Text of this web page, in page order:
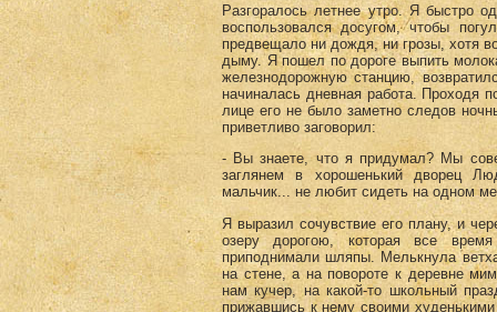
Разгоралось летнее утро. Я быстро
воспользовался досугом, чтобы
предвещало ни дождя, ни грозы, хотя
дыму. Я пошел по дороге выпить
железнодорожную станцию,
начиналась дневная работа. Проходя
лице его не было заметно следов
приветливо заговорил:
- Вы знаете, что я придумал? Мы
заглянем в хорошенький дворец
мальчик... не любит сидеть на одном
Я выразил сочувствие его плану, и
озеру дорогою, которая все
приподнимали шляпы. Мелькнула
на стене, а на повороте к деревне
нам кучер, на какой-то школьный
прижавшись к нему своими